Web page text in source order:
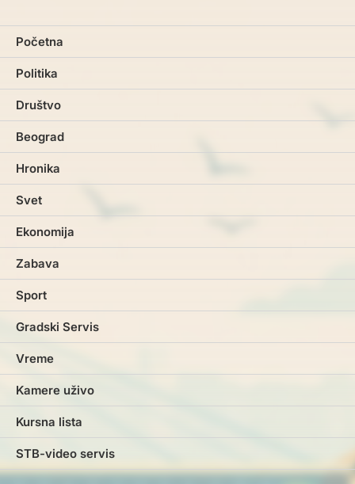
Početna
Politika
Društvo
Beograd
Hronika
Svet
Ekonomija
Zabava
Sport
Gradski Servis
Vreme
Kamere uživo
Kursna lista
STB-video servis